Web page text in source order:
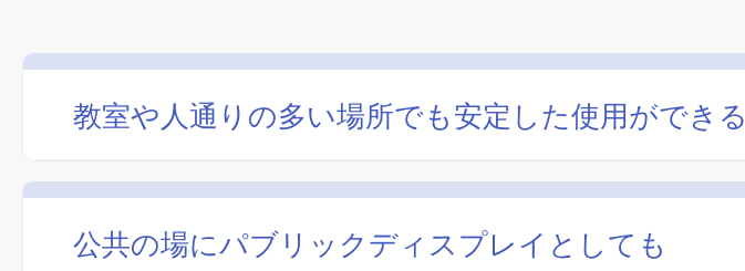
教室や人通りの多い場所でも安定した使用ができる
公共の場にパブリックディスプレイとしても